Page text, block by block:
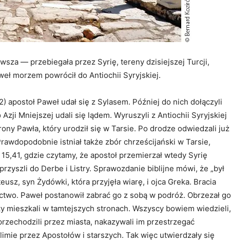
— przebiegała przez Syrię, tereny dzisiejszej Turcji,
morzem powrócił do Antiochii Syryjskiej.
Paweł udał się z Sylasem. Później do nich dołączyli
Azji Mniejszej udali się lądem. Wyruszyli z Antiochii Syryjskiej
Pawła, który urodził się w Tarsie. Po drodze odwiedzali już
istniał także zbór chrześcijański w Tarsie,
gdzie czytamy, że apostoł przemierzał wtedy Syrię
do Derbe i Listry. Sprawozdanie biblijne mówi, że „był
syn Żydówki, która przyjęła wiarę, i ojca Greka. Bracia
Paweł postanowił zabrać go z sobą w podróż. Obrzezał go
mieszkali w tamtejszych stronach. Wszyscy bowiem wiedzieli,
przez miasta, nakazywali im przestrzegać
przez Apostołów i starszych. Tak więc utwierdzały się